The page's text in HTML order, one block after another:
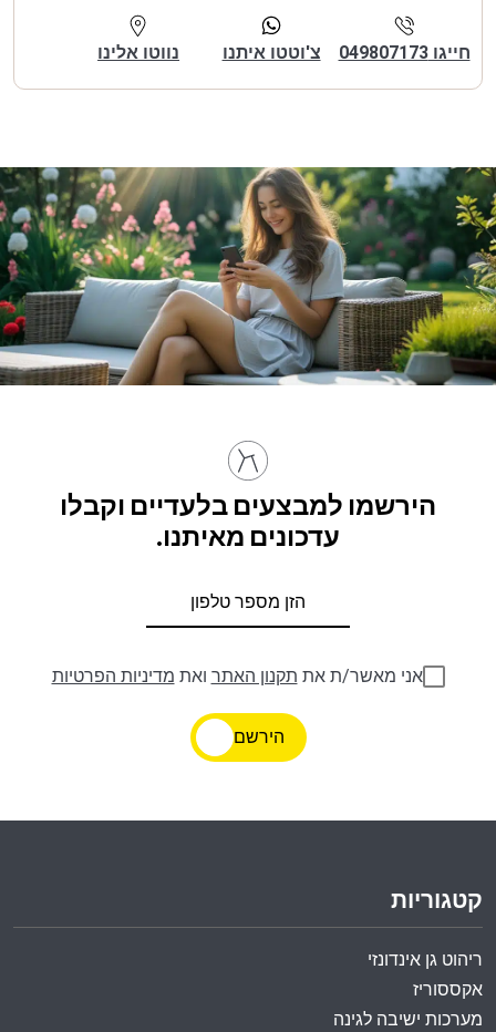
חייגו 049807173 צ'וטטו איתנו נווטו אלינו
הירשמו למבצעים בלעדיים וקבלו
עדכונים מאיתנו.
אני מאשר/ת את תקנון האתר ואת מדיניות הפרטיות
הירשם
קטגוריות
ריהוט גן אינדונזי
אקססוריז
מערכות ישיבה לגינה